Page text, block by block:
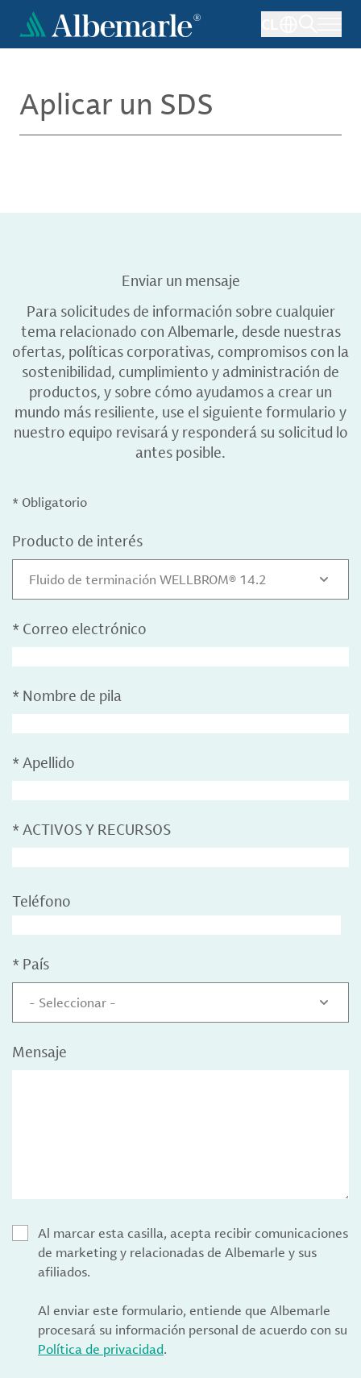
Pasar
contenido
Aplicar un SDS
Enviar un mensaje
Para solicitudes de información sobre cualquier
tema relacionado con Albemarle, desde nuestras
ofertas, políticas corporativas, compromisos con la
sostenibilidad, cumplimiento y administración de
productos, y sobre cómo ayudamos a crear un
mundo más resiliente, use el siguiente formulario y
nuestro equipo revisará y responderá su solicitud lo
antes posible.
* Obligatorio
Producto de interés
Fluido de terminación WELLBROM® 14.2
* Correo electrónico
* Nombre de pila
* Apellido
* ACTIVOS Y RECURSOS
Teléfono
* País
- Seleccionar -
Mensaje
Al marcar esta casilla, acepta recibir comunicaciones
de marketing y relacionadas de Albemarle y sus
afiliados.
Al enviar este formulario, entiende que Albemarle
procesará su información personal de acuerdo con su
Política de privacidad.